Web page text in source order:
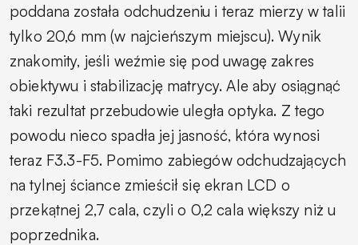
poddana została odchudzeniu i teraz mierzy w talii
tylko 20,6 mm (w najcieńszym miejscu). Wynik
znakomity, jeśli weźmie się pod uwagę zakres
obiektywu i stabilizację matrycy. Ale aby osiągnąć
taki rezultat przebudowie uległa optyka. Z tego
powodu nieco spadła jej jasność, która wynosi
teraz F3.3-F5. Pomimo zabiegów odchudzających
na tylnej ściance zmieścił się ekran LCD o
przekątnej 2,7 cala, czyli o 0,2 cala większy niż u
poprzednika.